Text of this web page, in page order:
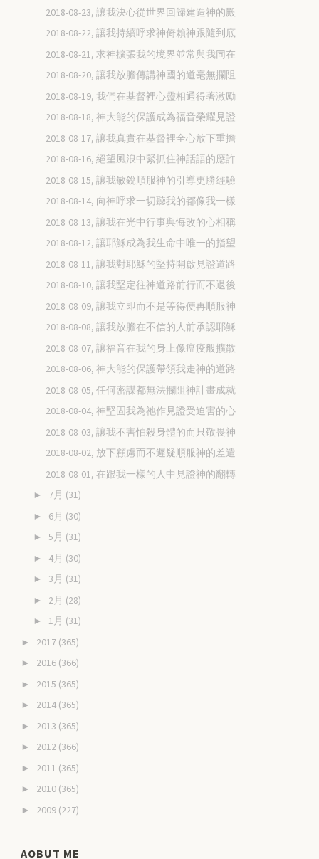
2018-08-23, 讓我決心從世界回歸建造神的殿
2018-08-22, 讓我持續呼求神倚賴神跟隨到底
2018-08-21, 求神擴張我的境界並常與我同在
2018-08-20, 讓我放膽傳講神國的道毫無攔阻
2018-08-19, 我們在基督裡心靈相通得著激勵
2018-08-18, 神大能的保護成為福音榮耀見證
2018-08-17, 讓我真實在基督裡全心放下重擔
2018-08-16, 絕望風浪中緊抓住神話語的應許
2018-08-15, 讓我敏銳順服神的引導更勝經驗
2018-08-14, 向神呼求一切聽我的都像我一樣
2018-08-13, 讓我在光中行事與悔改的心相稱
2018-08-12, 讓耶穌成為我生命中唯一的指望
2018-08-11, 讓我對耶穌的堅持開啟見證道路
2018-08-10, 讓我堅定往神道路前行而不退後
2018-08-09, 讓我立即而不是等得便再順服神
2018-08-08, 讓我放膽在不信的人前承認耶穌
2018-08-07, 讓福音在我的身上像瘟疫般擴散
2018-08-06, 神大能的保護帶領我走神的道路
2018-08-05, 任何密謀都無法攔阻神計畫成就
2018-08-04, 神堅固我為祂作見證受迫害的心
2018-08-03, 讓我不害怕殺身體的而只敬畏神
2018-08-02, 放下顧慮而不遲疑順服神的差遣
2018-08-01, 在跟我一樣的人中見證神的翻轉
► 7月 (31)
► 6月 (30)
► 5月 (31)
► 4月 (30)
► 3月 (31)
► 2月 (28)
► 1月 (31)
► 2017 (365)
► 2016 (366)
► 2015 (365)
► 2014 (365)
► 2013 (365)
► 2012 (366)
► 2011 (365)
► 2010 (365)
► 2009 (227)
AOBUT ME